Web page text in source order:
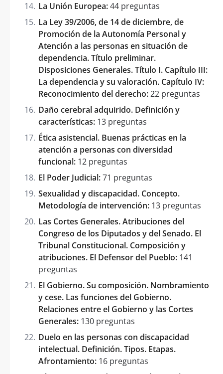
La Unión Europea:44 preguntas
La Ley 39/2006, de 14 de diciembre, de
Promoción de la Autonomía Personal y
Atención a las personas en situación de
dependencia. Título preliminar.
Disposiciones Generales. Título I. Capítulo III:
La dependencia y su valoración. Capítulo IV:
Reconocimiento del derecho:22 preguntas
Daño cerebral adquirido. Definición y
características: 13 preguntas
Ética asistencial. Buenas prácticas en la
atención a personas con diversidad
funcional: 12 preguntas
El Poder Judicial:71 preguntas
Sexualidad y discapacidad. Concepto.
Metodología de intervención: 13 preguntas
Las Cortes Generales. Atribuciones del
Congreso de los Diputados y del Senado. El
Tribunal Constitucional. Composición y
atribuciones. El Defensor del Pueblo: 141
preguntas
El Gobierno. Su composición. Nombramiento
y cese. Las funciones del Gobierno.
Relaciones entre el Gobierno y las Cortes
Generales: 130 preguntas
Duelo en las personas con discapacidad
intelectual. Definición. Tipos. Etapas.
Afrontamiento: 16 preguntas